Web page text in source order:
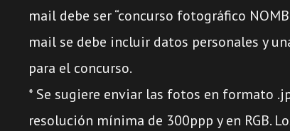
mail debe ser “concurso fotográfico
mail se debe incluir datos personales y
para el concurso.
* Se sugiere enviar las fotos en formato
resolución mínima de 300ppp y en RGB.